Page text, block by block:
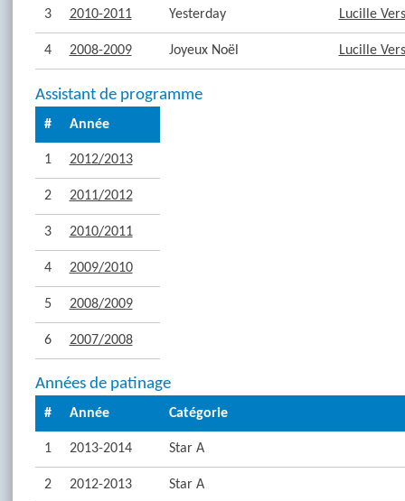
3 2010-2011 Yesterday Lucille
4 2008-2009 Joyeux Noël Lucille
Assistant de programme
# Année
1 2012/2013
2 2011/2012
3 2010/2011
4 2009/2010
5 2008/2009
6 2007/2008
Années de patinage
# Année Catégorie
1 2013-2014 Star A
2 2012-2013 Star A